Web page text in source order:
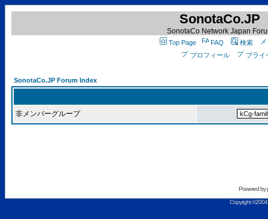
SonotaCo.JP
SonotaCo Network Japan
Top Page FAQ
検索
プロフィール
プライ
SonotaCo.JP Forum Index
非メンバーグループ
Powered by
Copyright ©2004